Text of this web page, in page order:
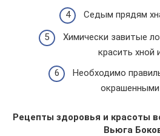
Седым прядям
Химически завитые
красить хной
Необходимо
окрашенными
Рецепты здоровья и красоты
Вьюга